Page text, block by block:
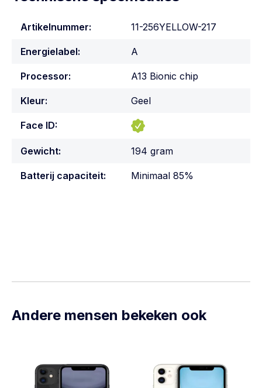
Artikelnummer: 11-256YELLOW-217
Energielabel: A
Processor: A13 Bionic chip
Kleur: Geel
Face ID:
Gewicht: 194 gram
Batterij capaciteit: Minimaal 85%
Andere mensen bekeken ook